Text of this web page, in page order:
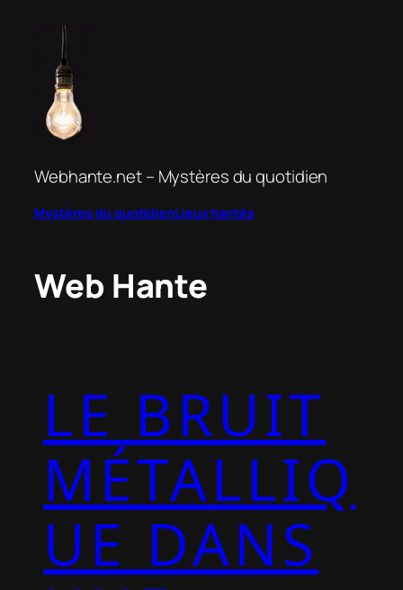
Webhante.net – Mystères du quotidien
Mystères du quotidienLieux hantés
Web Hante
LE BRUIT
MÉTALLIQ
UE DANS